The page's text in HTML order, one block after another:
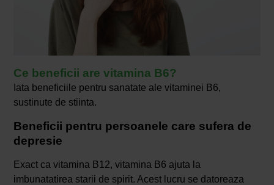
Ce beneficii are vitamina B6?
Iata beneficiile pentru sanatate ale vitaminei B6,
sustinute de stiinta.
Beneficii pentru persoanele care sufera de
depresie
Exact ca vitamina B12, vitamina B6 ajuta la
imbunatatirea starii de spirit. Acest lucru se datoreaza